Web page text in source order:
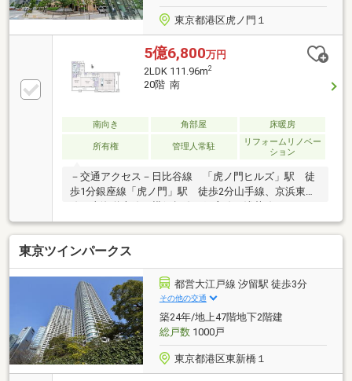
東京都港区虎ノ門１
5億6,800万円
2LDK 111.96m2
20階 南
南向き 角部屋 床暖房
所有権 管理人常駐
リフォームリノベー
ション
－交通アクセス－日比谷線 「虎ノ門ヒルズ」駅 徒
歩1分銀座線「虎ノ門」駅 徒歩2分山手線、京浜東北
線、東海道本線、横須賀線、銀座線、浅草線、ゆりか
もめ「新橋」駅 徒歩12分－設備・概要－・免振構造
のタワーマンション・24時間有人管理体制・天井高最
大約2.900ｍｍ・約24帖リビングダイニングキッチ
ン ・リビングダイニングはコーナーサッシュ採用・
南面は約15.7ｍのワイドスパン・アイランドキッチ
ン ティスポーザ付き・ペット飼育可（使用細則
有）・21階にはスカイガーデンとスカイラウンジがご
ざいます
東京ツインパークス
都営大江戸線 汐留駅 徒歩3分
その他の交通
築24年/地上47階地下2階建
総戸数1000戸
東京都港区東新橋１